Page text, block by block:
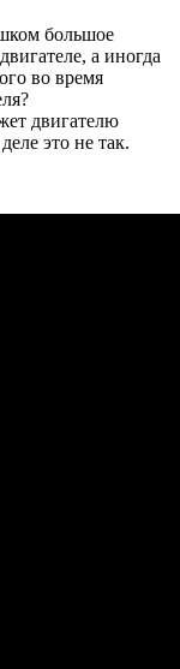
большое
а иногда
во время
двигателю
это не так.